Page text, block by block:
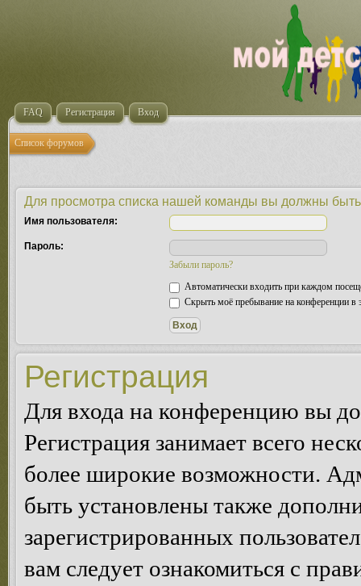
FAQ Регистрация Вход
Список форумов
Для просмотра списка нашей команды вы должны
Имя пользователя:
Пароль:
Забыли пароль?
Автоматически входить при каждом
Скрыть моё пребывание на конференции в
Регистрация
Для входа на конференцию вы
Регистрация занимает всего
более широкие возможности.
быть установлены также
зарегистрированных
вам следует ознакомиться с